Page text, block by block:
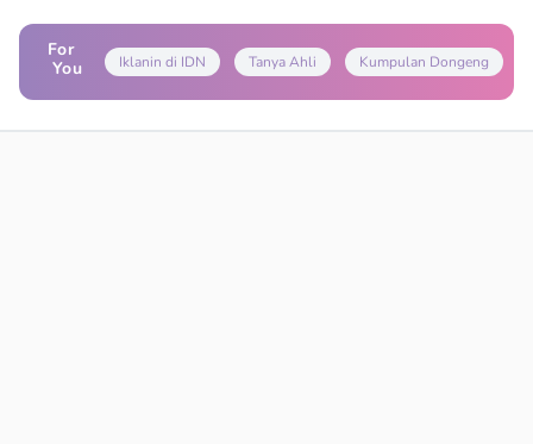
For
You
Iklanin di IDN Tanya Ahli Kumpulan Dongeng